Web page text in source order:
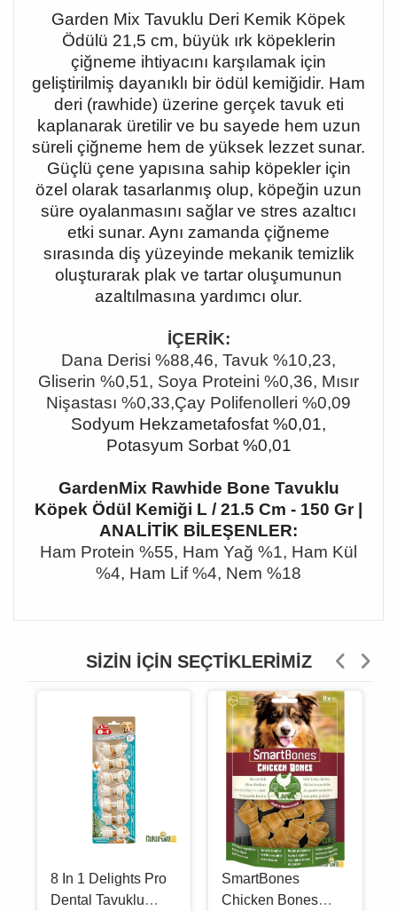
Garden Mix Tavuklu Deri Kemik Köpek
Ödülü 21,5 cm, büyük ırk köpeklerin
çiğneme ihtiyacını karşılamak için
geliştirilmiş dayanıklı bir ödül kemiğidir. Ham
deri (rawhide) üzerine gerçek tavuk eti
kaplanarak üretilir ve bu sayede hem uzun
süreli çiğneme hem de yüksek lezzet sunar.
Güçlü çene yapısına sahip köpekler için
özel olarak tasarlanmış olup, köpeğin uzun
süre oyalanmasını sağlar ve stres azaltıcı
etki sunar. Aynı zamanda çiğneme
sırasında diş yüzeyinde mekanik temizlik
oluşturarak plak ve tartar oluşumunun
azaltılmasına yardımcı olur.
İÇERİK:
Dana Derisi %88,46, Tavuk %10,23,
Gliserin %0,51, Soya Proteini %0,36, Mısır
Nişastası %0,33,Çay Polifenolleri %0,09
Sodyum Hekzametafosfat %0,01,
Potasyum Sorbat %0,01
GardenMix Rawhide Bone Tavuklu
Köpek Ödül Kemiği L / 21.5 Cm - 150 Gr |
ANALİTİK BİLEŞENLER:
Ham Protein %55, Ham Yağ %1, Ham Kül
%4, Ham Lif %4, Nem %18
SIZIN İÇIN SEÇTIKLERIMIZ
8 In 1 Delights Pro
Dental Tavuklu
SmartBones
Chicken Bones